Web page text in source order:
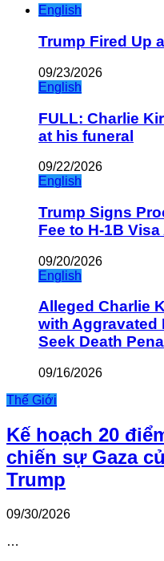
English
Trump Fired Up
09/23/2026
English
FULL: Charlie
at his funeral
09/22/2026
English
Trump Signs
Fee to H-1B
09/20/2026
English
Alleged Charlie
with Aggravated
Seek Death
09/16/2026
Thế Giới
Kế hoạch 20
chiến sự Gaza
Trump
09/30/2026
…